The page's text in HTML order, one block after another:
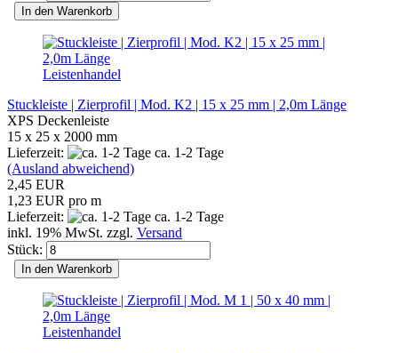
In den Warenkorb
Leistenhandel
Stuckleiste | Zierprofil | Mod. K2 | 15 x 25 mm | 2,0m Länge
XPS Deckenleiste
15 x 25 x 2000 mm
Lieferzeit:
ca. 1-2 Tage
(Ausland abweichend)
2,45 EUR
1,23 EUR pro m
Lieferzeit:
ca. 1-2 Tage
inkl. 19% MwSt. zzgl. Versand
Stück:
In den Warenkorb
Leistenhandel